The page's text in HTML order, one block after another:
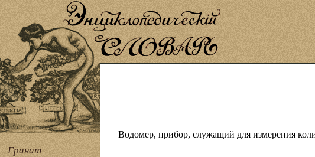
Гранат
Водомер, прибор, служащий для измерения